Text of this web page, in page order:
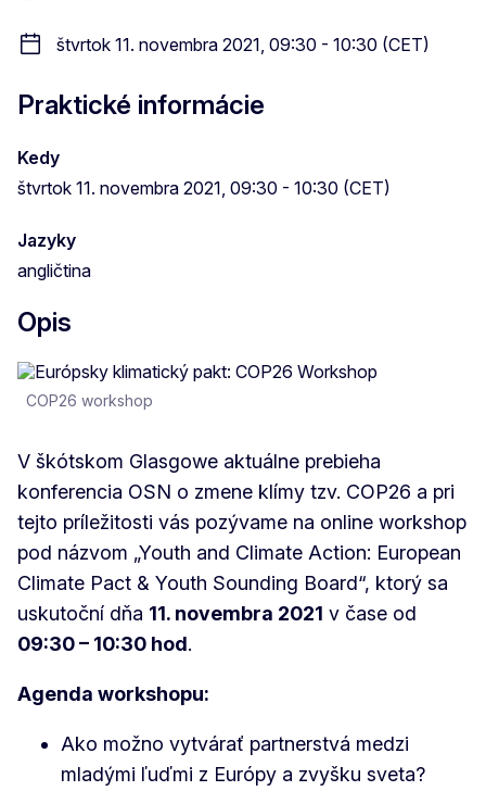
štvrtok 11. novembra 2021, 09:30 - 10:30 (CET)
Praktické informácie
Kedy
štvrtok 11. novembra 2021, 09:30 - 10:30 (CET)
Jazyky
angličtina
Opis
V škótskom Glasgowe aktuálne prebieha
konferencia OSN o zmene klímy tzv. COP26 a pri
tejto príležitosti vás pozývame na online workshop
pod názvom „Youth and Climate Action: European
Climate Pact & Youth Sounding Board“, ktorý sa
uskutoční dňa 11. novembra 2021 v čase od
09:30 – 10:30 hod.
Agenda workshopu:
Ako možno vytvárať partnerstvá medzi
mladými ľuďmi z Európy a zvyšku sveta?
COP26 workshop